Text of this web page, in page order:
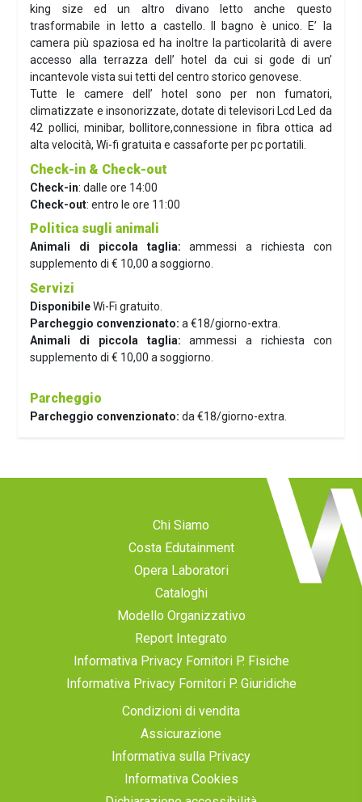
king size ed un altro divano letto anche questo
trasformabile in letto a castello. Il bagno è unico. E’ la
camera più spaziosa ed ha inoltre la particolarità di avere
accesso alla terrazza dell’ hotel da cui si gode di un’
incantevole vista sui tetti del centro storico genovese.
Tutte le camere dell’ hotel sono per non fumatori,
climatizzate e insonorizzate, dotate di televisori Lcd Led da
42 pollici, minibar, bollitore,connessione in fibra ottica ad
alta velocità, Wi-fi gratuita e cassaforte per pc portatili.
Check-in & Check-out
Check-in: dalle ore 14:00
Check-out: entro le ore 11:00
Politica sugli animali
Animali di piccola taglia: ammessi a richiesta con
supplemento di € 10,00 a soggiorno.
Servizi
Disponibile Wi-Fi gratuito.
Parcheggio convenzionato: a €18/giorno-extra.
Animali di piccola taglia:
ammessi a richiesta con
supplemento di € 10,00 a soggiorno.
Parcheggio
Parcheggio convenzionato: da €18/giorno-extra.
Chi Siamo
Costa Edutainment
Opera Laboratori
Cataloghi
Modello Organizzativo
Report Integrato
Informativa Privacy Fornitori P. Fisiche
Informativa Privacy Fornitori P. Giuridiche
Condizioni di vendita
Assicurazione
Informativa sulla Privacy
Informativa Cookies